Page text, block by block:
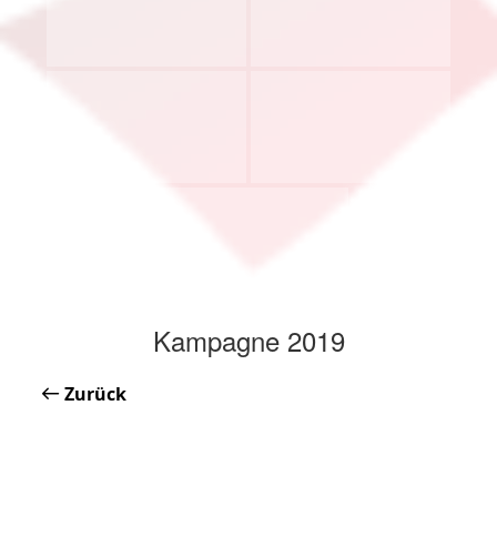
Kampagne 2019
Zurück